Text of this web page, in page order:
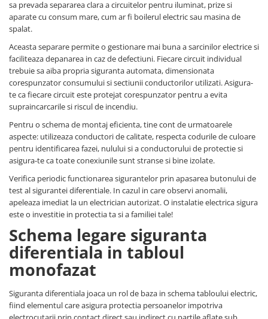
Protecţie trăsnet-supratensiuni
Protectii supratensiuni
Sisteme de paratrasnet
Sterilizare cu ultraviolete UVC
Tuburi protectie cabluri si
conductoare
Accesorii tuburi protectie
Tuburi protectie dublu-perete
Tuburi protectie flexibile
Tuburi protectie rigide
Iluminat
Stalpi de iluminat
Stalpi cu flansa
sa prevada separarea clara a circuitelor pentru iluminat, prize si
aparate cu consum mare, cum ar fi boilerul electric sau masina de
spalat.
Aceasta separare permite o gestionare mai buna a sarcinilor electrice si
faciliteaza depanarea in caz de defectiuni. Fiecare circuit individual
trebuie sa aiba propria siguranta automata, dimensionata
corespunzator consumului si sectiunii conductorilor utilizati. Asigura-
te ca fiecare circuit este protejat corespunzator pentru a evita
supraincarcarile si riscul de incendiu.
Pentru o schema de montaj eficienta, tine cont de urmatoarele
aspecte: utilizeaza conductori de calitate, respecta codurile de culoare
pentru identificarea fazei, nulului si a conductorului de protectie si
asigura-te ca toate conexiunile sunt stranse si bine izolate.
Verifica periodic functionarea sigurantelor prin apasarea butonului de
test al sigurantei diferentiale. In cazul in care observi anomalii,
apeleaza imediat la un electrician autorizat. O instalatie electrica sigura
este o investitie in protectia ta si a familiei tale!
Schema legare siguranta
diferentiala in tabloul
monofazat
Siguranta diferentiala joaca un rol de baza in schema tabloului electric,
fiind elementul care asigura protectia persoanelor impotriva